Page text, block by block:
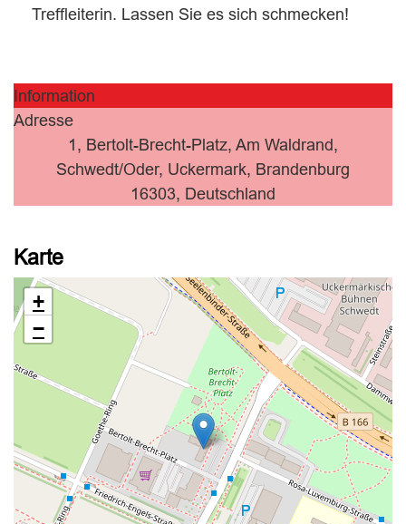
Treffleiterin. Lassen Sie es sich schmecken!
Information
Adresse
1, Bertolt-Brecht-Platz, Am Waldrand,
Schwedt/Oder, Uckermark, Brandenburg
16303, Deutschland
Karte
+
−